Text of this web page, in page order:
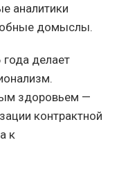
аналитики
домыслы.
делает
здоровьем —
контрактной
к